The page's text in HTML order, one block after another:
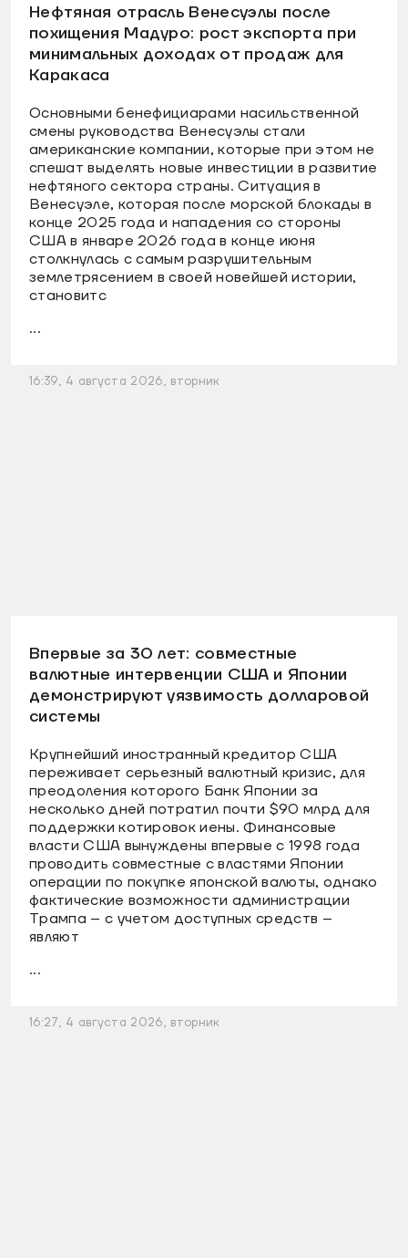
Нефтяная отрасль Венесуэлы после
похищения Мадуро: рост экспорта при
минимальных доходах от продаж для
Каракаса
Основными бенефициарами насильственной
смены руководства Венесуэлы стали
американские компании, которые при этом не
спешат выделять новые инвестиции в развитие
нефтяного сектора страны. Ситуация в
Венесуэле, которая после морской блокады в
конце 2025 года и нападения со стороны
США в январе 2026 года в конце июня
столкнулась с самым разрушительным
землетрясением в своей новейшей истории,
становитс
...
16:39, 4 августа 2026, вторник
Впервые за 30 лет: совместные
валютные интервенции США и Японии
демонстрируют уязвимость долларовой
системы
Крупнейший иностранный кредитор США
переживает серьезный валютный кризис, для
преодоления которого Банк Японии за
несколько дней потратил почти $90 млрд для
поддержки котировок иены. Финансовые
власти США вынуждены впервые с 1998 года
проводить совместные с властями Японии
операции по покупке японской валюты, однако
фактические возможности администрации
Трампа – с учетом доступных средств –
являют
...
16:27, 4 августа 2026, вторник